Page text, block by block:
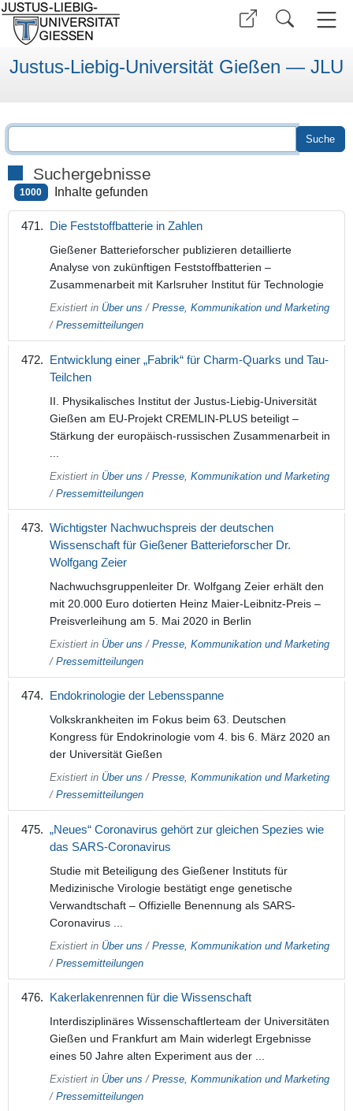
Justus-Liebig-Universität Gießen — JLU
Suchergebnisse
1000 Inhalte gefunden
Die Feststoffbatterie in Zahlen
Gießener Batterieforscher publizieren detaillierte
Analyse von zukünftigen Feststoffbatterien –
Zusammenarbeit mit Karlsruher Institut für Technologie
Existiert in Über uns / Presse, Kommunikation und Marketing
/ Pressemitteilungen
Entwicklung einer „Fabrik“ für Charm-Quarks und Tau-
Teilchen
II. Physikalisches Institut der Justus-Liebig-Universität
Gießen am EU-Projekt CREMLIN-PLUS beteiligt –
Stärkung der europäisch-russischen Zusammenarbeit in
Existiert in Über uns / Presse, Kommunikation und Marketing
/ Pressemitteilungen
Wichtigster Nachwuchspreis der deutschen
Wissenschaft für Gießener Batterieforscher Dr.
Wolfgang Zeier
Nachwuchsgruppenleiter Dr. Wolfgang Zeier erhält den
mit 20.000 Euro dotierten Heinz Maier-Leibnitz-Preis –
Preisverleihung am 5. Mai 2020 in Berlin
Existiert in Über uns / Presse, Kommunikation und Marketing
/ Pressemitteilungen
Endokrinologie der Lebensspanne
Volkskrankheiten im Fokus beim 63. Deutschen
Kongress für Endokrinologie vom 4. bis 6. März 2020 an
der Universität Gießen
Existiert in Über uns / Presse, Kommunikation und Marketing
/ Pressemitteilungen
„Neues“ Coronavirus gehört zur gleichen Spezies wie
das SARS-Coronavirus
Studie mit Beteiligung des Gießener Instituts für
Medizinische Virologie bestätigt enge genetische
Verwandtschaft – Offizielle Benennung als SARS-
Coronavirus ...
Existiert in Über uns / Presse, Kommunikation und Marketing
/ Pressemitteilungen
Kakerlakenrennen für die Wissenschaft
Interdisziplinäres Wissenschaftlerteam der Universitäten
Gießen und Frankfurt am Main widerlegt Ergebnisse
eines 50 Jahre alten Experiment aus der ...
Existiert in Über uns / Presse, Kommunikation und Marketing
/ Pressemitteilungen